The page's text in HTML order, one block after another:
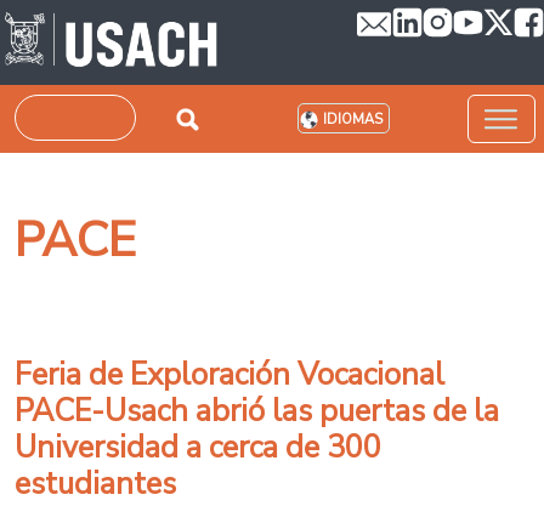
Pasar al contenido principal
Buscar IDIOMAS
PACE
Feria de Exploración Vocacional
PACE-Usach abrió las puertas de la
Universidad a cerca de 300
estudiantes